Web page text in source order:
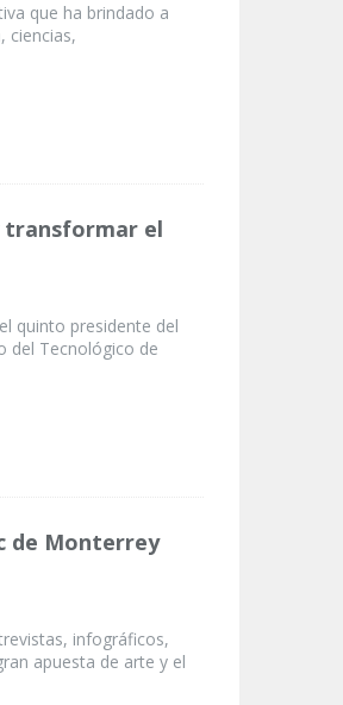
que ha brindado a
ciencias,
transformar el
quinto presidente del
del Tecnológico de
de Monterrey
infográficos,
apuesta de arte y el